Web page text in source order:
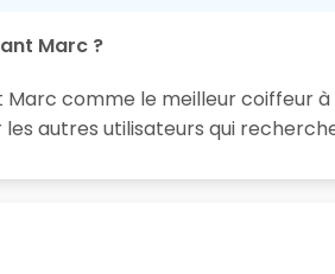
Marc ?
comme le meilleur coiffeur
autres utilisateurs qui